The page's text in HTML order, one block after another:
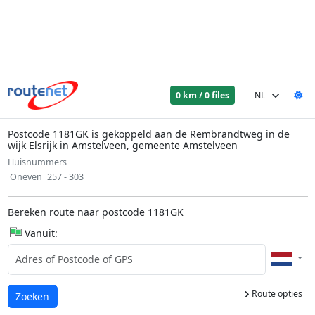
0 km / 0 files
Postcode 1181GK is gekoppeld aan de Rembrandtweg in de
wijk Elsrijk in Amstelveen, gemeente Amstelveen
Huisnummers
Oneven 257 - 303
Bereken route naar postcode 1181GK
Vanuit:
Route opties
Laden...
Zoeken